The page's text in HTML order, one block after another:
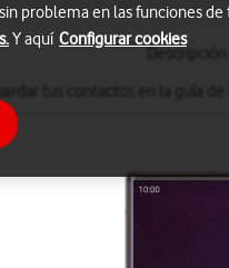
Descripción
problema en las funciones
Y aquí Configurar cookies